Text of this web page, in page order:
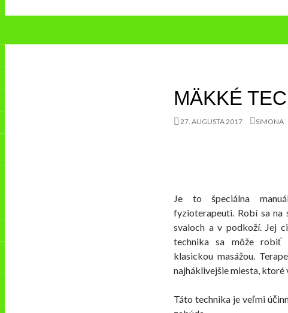
MÄKKÉ
27. AUGUSTA 2017 SIMONA
Je to špeciálna
fyzioterapeuti. Robí sa na
svaloch a v podkoží. Jej
technika sa môže robiť
klasickou masážou.
najháklivejšie miesta, ktoré
Táto technika je veľmi